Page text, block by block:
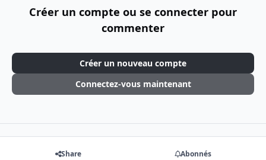
Créer un compte ou se connecter pour
commenter
Créer un nouveau compte
Connectez-vous maintenant
Share Abonnés